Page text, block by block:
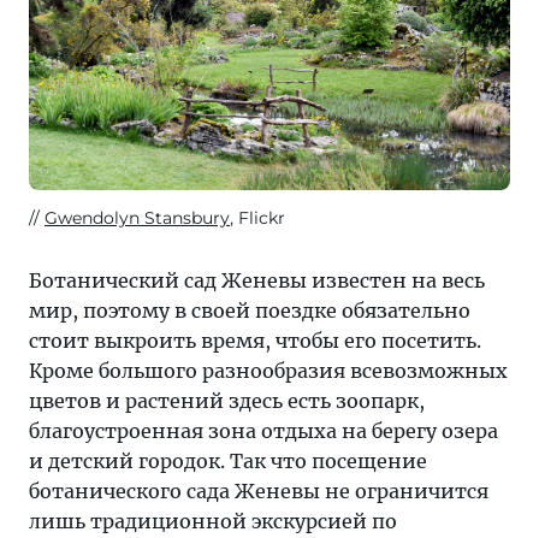
Gwendolyn Stansbury, Flickr
Ботанический сад Женевы известен на весь
мир, поэтому в своей поездке обязательно
стоит выкроить время, чтобы его посетить.
Кроме большого разнообразия всевозможных
цветов и растений здесь есть зоопарк,
благоустроенная зона отдыха на берегу озера
и детский городок. Так что посещение
ботанического сада Женевы не ограничится
лишь традиционной экскурсией по